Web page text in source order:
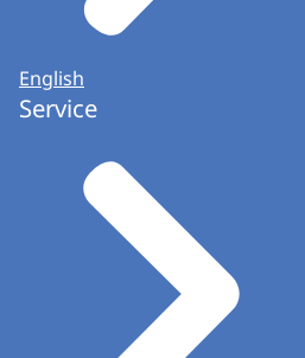
English
Service